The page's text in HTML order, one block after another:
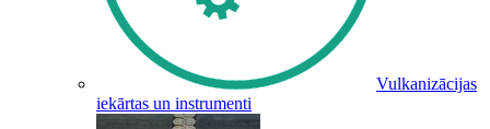
Vulkanizācijas
iekārtas un instrumenti